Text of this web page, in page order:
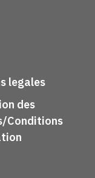
legales
des
Conditions